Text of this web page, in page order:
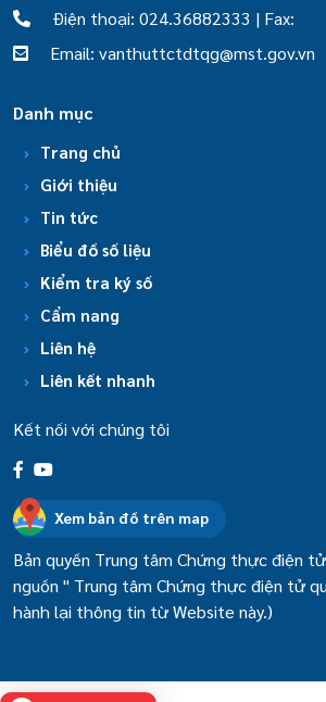
Điện thoại: 024.36882333 | Fax:
Email: vanthuttctdtqg@mst.gov.vn
Danh mục
Trang chủ
Giới thiệu
Tin tức
Biểu đồ số liệu
Kiểm tra ký số
Cẩm nang
Liên hệ
Liên kết nhanh
Kết nối với chúng tôi
Xem bản đồ trên map
Bản quyền Trung tâm Chứng thực điện
nguồn " Trung tâm Chứng thực điện tử
hành lại thông tin từ Website này.)